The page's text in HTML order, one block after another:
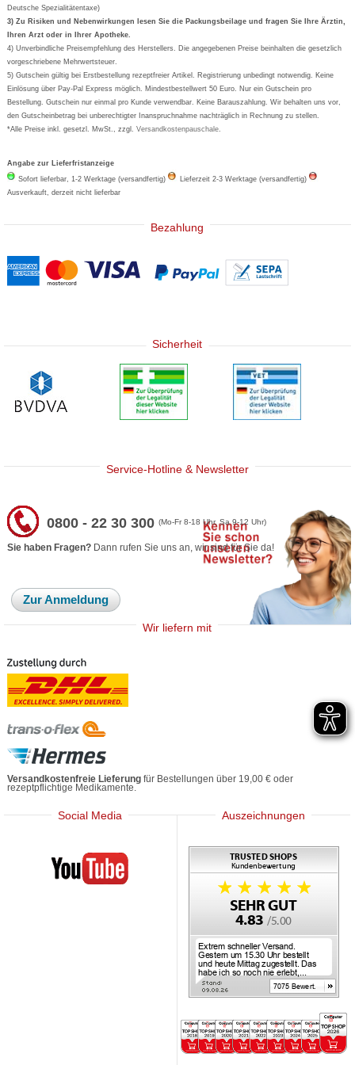
Formoline
Wick
Eucerin
Basica
Deutsche Spezialitätentaxe)
3) Zu Risiken und Nebenwirkungen lesen Sie die Packungsbeilage und fragen Sie Ihre Ärztin,
Ihren Arzt oder in Ihrer Apotheke.
4) Unverbindliche Preisempfehlung des Herstellers. Die angegebenen Preise beinhalten die gesetzlich
vorgeschriebene Mehrwertsteuer.
5) Gutschein gültig bei Erstbestellung rezeptfreier Artikel. Registrierung unbedingt notwendig. Keine
Einlösung über Pay-Pal Express möglich. Mindestbestellwert 50 Euro. Nur ein Gutschein pro
Bestellung. Gutschein nur einmal pro Kunde verwendbar. Keine Barauszahlung. Wir behalten uns vor,
den Gutscheinbetrag bei unberechtigter Inanspruchnahme nachträglich in Rechnung zu stellen.
*Alle Preise inkl. gesetzl. MwSt., zzgl.Versandkostenpauschale
Angabe zur Lieferfristanzeige
Sofort lieferbar, 1-2 Werktage (versandfertig)
Lieferzeit 2-3 Werktage (versandfertig)
Ausverkauft, derzeit nicht lieferbar
Bezahlung
Sicherheit
Service-Hotline & Newsletter
0800 - 22 30 300(Mo-Fr 8-18 Uhr, Sa 9-12 Uhr)
Sie haben Fragen? Dann rufen Sie uns an, wir sind für Sie da!
Zur Anmeldung
Wir liefern mit
Versandkostenfreie Lieferung für Bestellungen über 19,00 € oder
rezeptpflichtige Medikamente.
Social Media
Mediherz
Auszeichnungen